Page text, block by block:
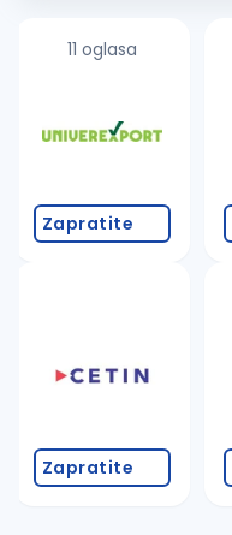
11 oglasa
Zapratite
Zapratite